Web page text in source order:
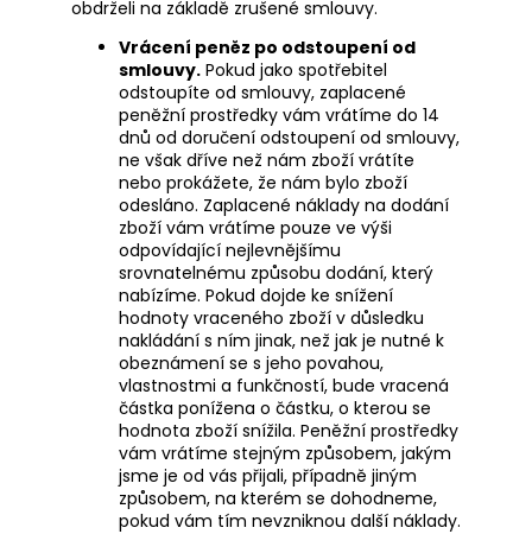
obdrželi na základě zrušené smlouvy.
Vrácení peněz po odstoupení od
smlouvy. Pokud jako spotřebitel
odstoupíte od smlouvy, zaplacené
peněžní prostředky vám vrátíme do 14
dnů od doručení odstoupení od smlouvy,
ne však dříve než nám zboží vrátíte
nebo prokážete, že nám bylo zboží
odesláno. Zaplacené náklady na dodání
zboží vám vrátíme pouze ve výši
odpovídající nejlevnějšímu
srovnatelnému způsobu dodání, který
nabízíme. Pokud dojde ke snížení
hodnoty vraceného zboží v důsledku
nakládání s ním jinak, než jak je nutné k
obeznámení se s jeho povahou,
vlastnostmi a funkčností, bude vracená
částka ponížena o částku, o kterou se
hodnota zboží snížila. Peněžní prostředky
vám vrátíme stejným způsobem, jakým
jsme je od vás přijali, případně jiným
způsobem, na kterém se dohodneme,
pokud vám tím nevzniknou další náklady.